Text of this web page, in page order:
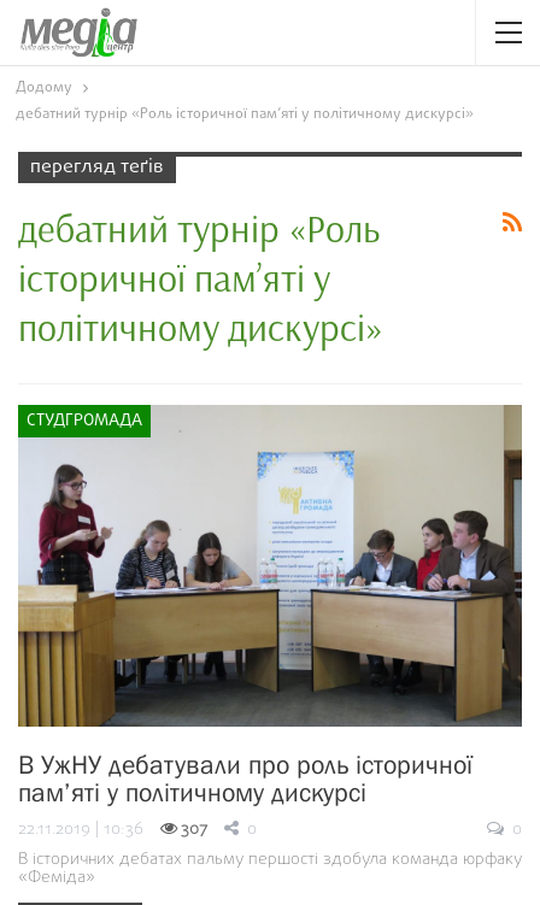
Додому
дебатний турнір «Роль історичної пам’яті у політичному дискурсі»
перегляд теґів
дебатний турнір «Роль
історичної пам’яті у
політичному дискурсі»
СТУДГРОМАДА
В УжНУ дебатували про роль історичної
пам’яті у політичному дискурсі
22.11.2019 | 10:36 307 0
0
В історичних дебатах пальму першості здобула команда юрфаку
«Феміда»